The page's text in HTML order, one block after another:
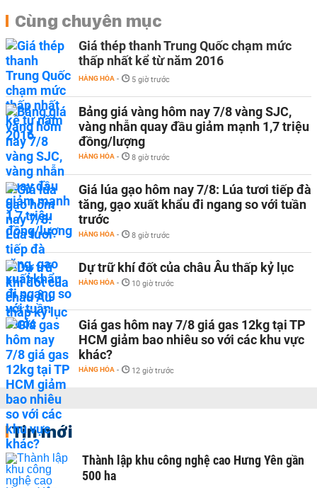
Cùng chuyên mục
Giá thép thanh Trung Quốc chạm mức
thấp nhất kể từ năm 2016
HÀNG HÓA - 5 giờ trước
Bảng giá vàng hôm nay 7/8 vàng SJC,
vàng nhẫn quay đầu giảm mạnh 1,7 triệu
đồng/lượng
HÀNG HÓA - 8 giờ trước
Giá lúa gạo hôm nay 7/8: Lúa tươi tiếp đà
tăng, gạo xuất khẩu đi ngang so với tuần
trước
HÀNG HÓA - 8 giờ trước
Dự trữ khí đốt của châu Âu thấp kỷ lục
HÀNG HÓA - 10 giờ trước
Giá gas hôm nay 7/8 giá gas 12kg tại TP
HCM giảm bao nhiêu so với các khu vực
khác?
HÀNG HÓA - 12 giờ trước
Tin mới
Thành lập khu công nghệ cao Hưng Yên gần
500 ha